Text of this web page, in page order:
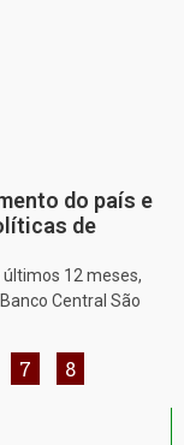
do país e
de
12 meses,
Central São
7 8